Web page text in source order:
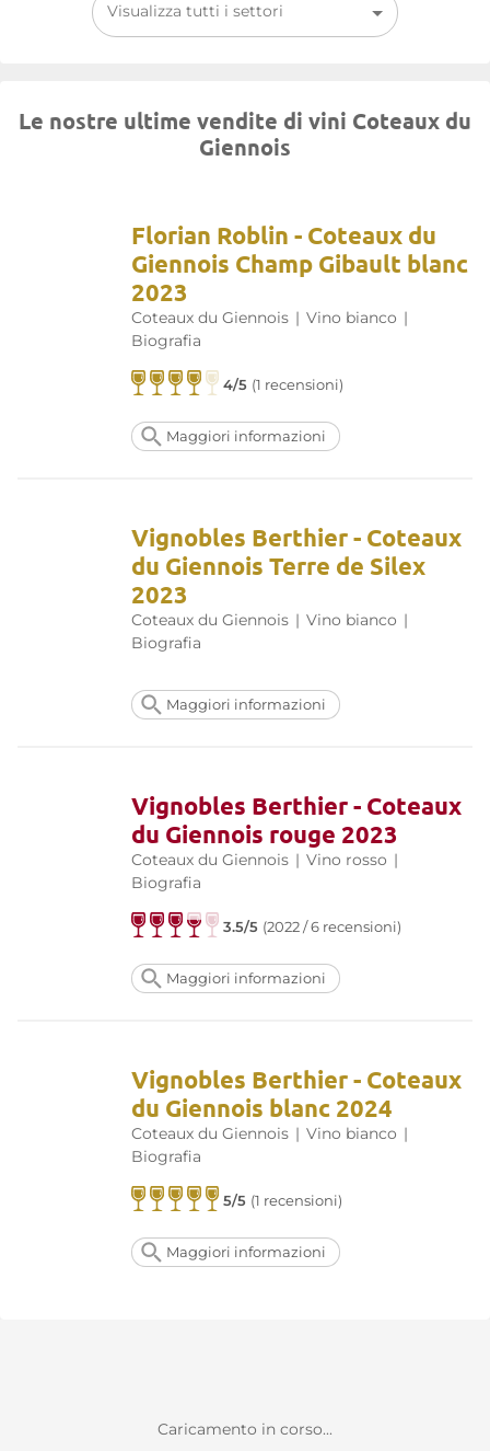
Visualizza tutti i settori
Le nostre ultime vendite di vini Coteaux du
Giennois
Florian Roblin - Coteaux du
Giennois Champ Gibault blanc
2023
Coteaux du Giennois | Vino bianco |
Biografia
4/5 (1 recensioni)
Maggiori informazioni
Vignobles Berthier - Coteaux
du Giennois Terre de Silex
2023
Coteaux du Giennois | Vino bianco |
Biografia
Maggiori informazioni
Vignobles Berthier - Coteaux
du Giennois rouge 2023
Coteaux du Giennois | Vino rosso |
Biografia
3.5/5 (2022 / 6 recensioni)
Maggiori informazioni
Vignobles Berthier - Coteaux
du Giennois blanc 2024
Coteaux du Giennois | Vino bianco |
Biografia
5/5 (1 recensioni)
Maggiori informazioni
Caricamento in corso...